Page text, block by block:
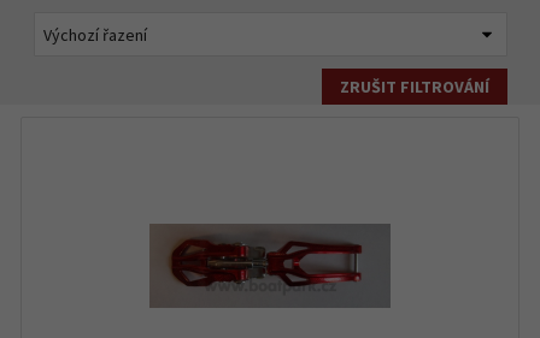
ZRUŠIT FILTROVÁNÍ